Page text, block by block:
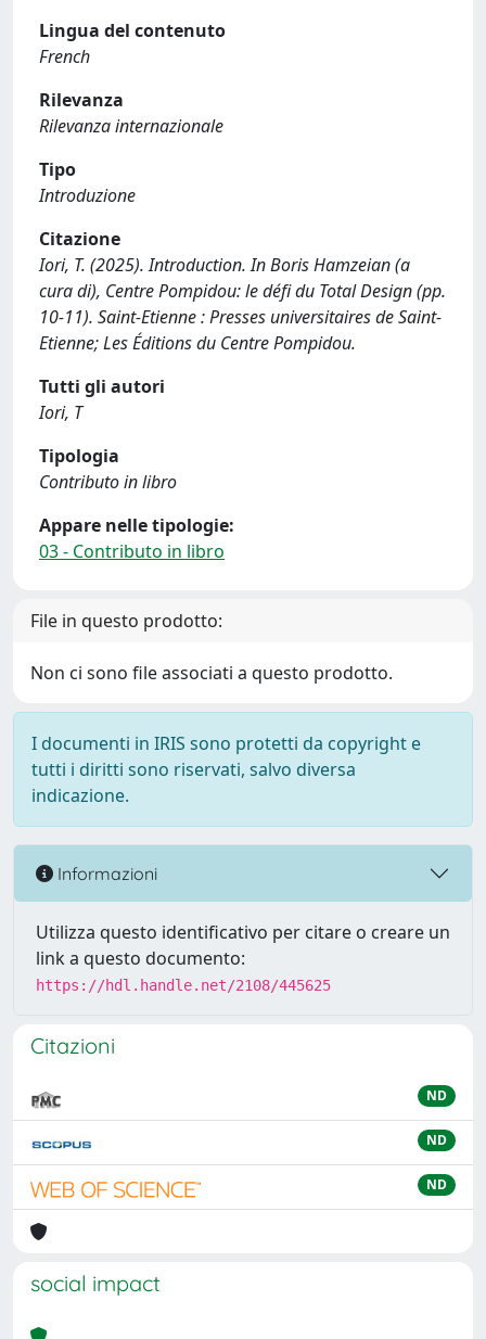
Lingua del contenuto
French
Rilevanza
Rilevanza internazionale
Tipo
Introduzione
Citazione
Iori, T. (2025). Introduction. In Boris Hamzeian (a
cura di), Centre Pompidou: le défi du Total Design (pp.
10-11). Saint-Etienne : Presses universitaires de Saint-
Etienne; Les Éditions du Centre Pompidou.
Tutti gli autori
Iori, T
Tipologia
Contributo in libro
Appare nelle tipologie:
03 - Contributo in libro
File in questo prodotto:
Non ci sono file associati a questo prodotto.
I documenti in IRIS sono protetti da copyright e
tutti i diritti sono riservati, salvo diversa
indicazione.
Informazioni
Utilizza questo identificativo per citare o creare un
link a questo documento:
https://hdl.handle.net/2108/445625
Citazioni
ND
ND
ND
social impact